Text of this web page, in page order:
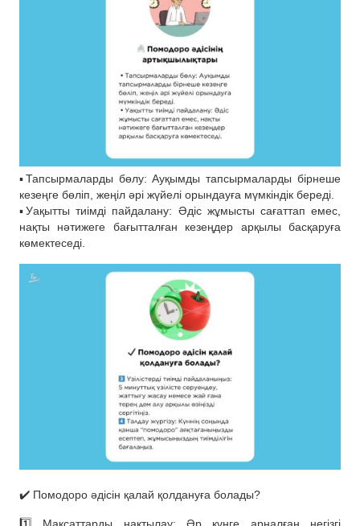
▪️Тапсырмаларды бөлу: Ауқымды тапсырмаларды бірнеше
кезеңге бөліп, жеңіл әрі жүйелі орындауға мүмкіндік береді.
▪️Уақытты тиімді пайдалану: Әдіс жұмысты сағаттап емес,
нақты нәтижеге бағытталған кезеңдер арқылы басқаруға
көмектеседі.
✔️ Помодоро әдісін қалай қолдануға болады?
1️⃣ Мақсаттарды нақтылау: Әр күнге арналған негізгі